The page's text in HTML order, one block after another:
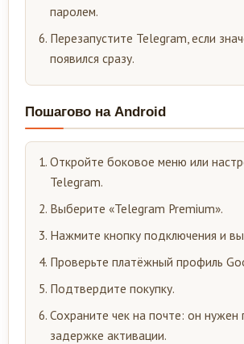
паролем.
Перезапустите Telegram, если
появился сразу.
Пошагово на Android
Откройте боковое меню или
Telegram.
Выберите «Telegram Premium».
Нажмите кнопку подключения и
Проверьте платёжный профиль
Подтвердите покупку.
Сохраните чек на почте: он нужен
задержке активации.